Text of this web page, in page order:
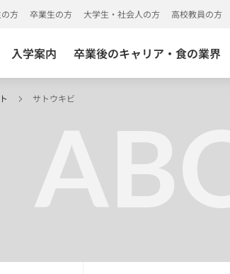
入学案内 卒業後のキャリア・食の業界
方 卒業生の方 大学生・社会人の方 高校教員の方
サトウキビ